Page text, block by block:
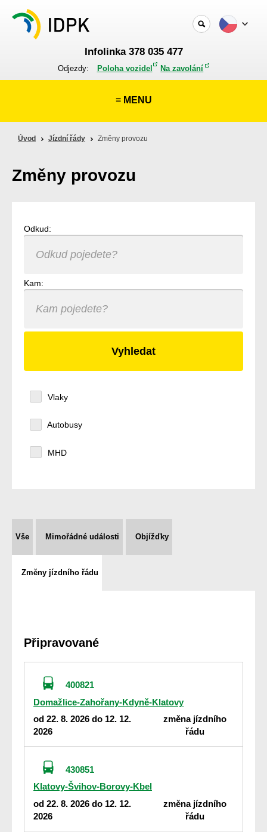
Infolinka 378 035 477
Odjezdy: Poloha vozidel Na zavolání
≡ MENU
Úvod Jízdní řády Změny provozu
Změny provozu
Odkud:
Kam:
Vlaky
Autobusy
MHD
Vše Mimořádné události Objížďky
Změny jízdního řádu
Připravované
400821
Domažlice-Zahořany-Kdyně-Klatovy
od 22. 8. 2026 do 12. 12.
2026
změna jízdního
řádu
430851
Klatovy-Švihov-Borovy-Kbel
od 22. 8. 2026 do 12. 12.
2026
změna jízdního
řádu